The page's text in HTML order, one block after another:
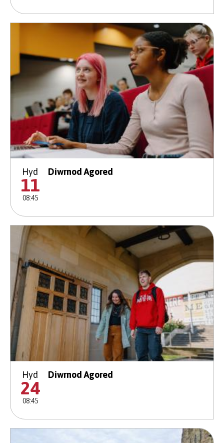
Hyd
11
08:45
Diwrnod Agored
Hyd
24
08:45
Diwrnod Agored